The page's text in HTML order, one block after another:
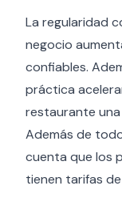
La regularidad
negocio
confiables.
práctica
restaurante
Además de
cuenta que los
tienen tarifas